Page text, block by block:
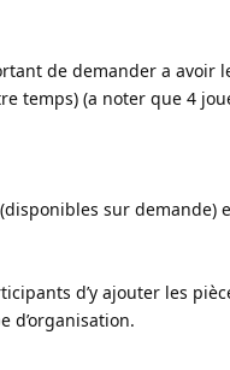
de demander a avoir
temps) (a noter que 4
sur demande)
d’y ajouter les
d’organisation.